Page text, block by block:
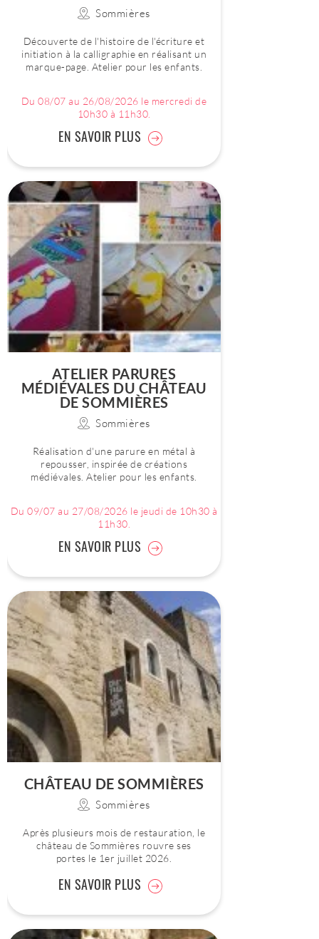
Sommières
Découverte de l'histoire de l'écriture et
initiation à la calligraphie en réalisant un
marque-page. Atelier pour les enfants.
Du 08/07 au 26/08/2026 le mercredi de
10h30 à 11h30.
EN SAVOIR PLUS
ATELIER PARURES
MÉDIÉVALES DU CHÂTEAU
DE SOMMIÈRES
Sommières
Réalisation d'une parure en métal à
repousser, inspirée de créations
médiévales. Atelier pour les enfants.
Du 09/07 au 27/08/2026 le jeudi de 10h30 à
11h30.
EN SAVOIR PLUS
CHÂTEAU DE SOMMIÈRES
Sommières
Après plusieurs mois de restauration, le
château de Sommières rouvre ses
portes le 1er juillet 2026.
EN SAVOIR PLUS